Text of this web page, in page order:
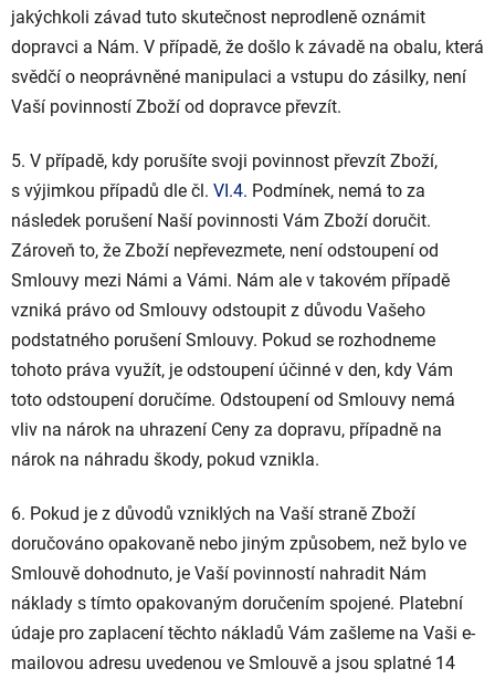
jakýchkoli závad tuto skutečnost neprodleně oznámit
dopravci a Nám. V případě, že došlo k závadě na obalu, která
svědčí o neoprávněné manipulaci a vstupu do zásilky, není
Vaší povinností Zboží od dopravce převzít.
5. V případě, kdy porušíte svoji povinnost převzít Zboží,
s výjimkou případů dle čl. VI.4. Podmínek, nemá to za
následek porušení Naší povinnosti Vám Zboží doručit.
Zároveň to, že Zboží nepřevezmete, není odstoupení od
Smlouvy mezi Námi a Vámi. Nám ale v takovém případě
vzniká právo od Smlouvy odstoupit z důvodu Vašeho
podstatného porušení Smlouvy. Pokud se rozhodneme
tohoto práva využít, je odstoupení účinné v den, kdy Vám
toto odstoupení doručíme. Odstoupení od Smlouvy nemá
vliv na nárok na uhrazení Ceny za dopravu, případně na
nárok na náhradu škody, pokud vznikla.
6. Pokud je z důvodů vzniklých na Vaší straně Zboží
doručováno opakovaně nebo jiným způsobem, než bylo ve
Smlouvě dohodnuto, je Vaší povinností nahradit Nám
náklady s tímto opakovaným doručením spojené. Platební
údaje pro zaplacení těchto nákladů Vám zašleme na Vaši e-
mailovou adresu uvedenou ve Smlouvě a jsou splatné 14